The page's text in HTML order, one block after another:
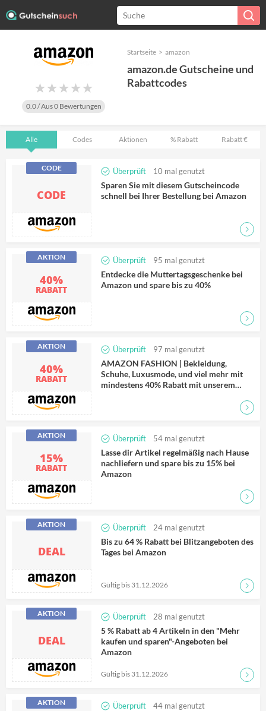
Startseite >amazon
amazon.de Gutscheine und
Rabattcodes
0.0/ Aus0Bewertungen
Alle Codes Aktionen % Rabatt Rabatt €
CODE
CODE Überprüft 10 mal genutzt
Sparen Sie mit diesem Gutscheincode
schnell bei Ihrer Bestellung bei Amazon
40%
RABATT
AKTION Überprüft 95 mal genutzt
Entdecke die Muttertagsgeschenke bei
Amazon und spare bis zu 40%
Zum
40%
RABATT
AKTION Überprüft 97 mal genutzt
AMAZON FASHION | Bekleidung,
Schuhe, Luxusmode, und viel mehr mit
mindestens 40% Rabatt mit unserem
Zum
15%
RABATT
AKTION Überprüft 54 mal genutzt
Lasse dir Artikel regelmäßig nach Hause
nachliefern und spare bis zu 15% bei
Amazon
Zum
DEAL
AKTION Überprüft 24 mal genutzt
Bis zu 64 % Rabatt bei Blitzangeboten des
Tages bei Amazon
Gültig bis 31.12.2026 Zum
DEAL
AKTION Überprüft 28 mal genutzt
5 % Rabatt ab 4 Artikeln in den "Mehr
kaufen und sparen"-Angeboten bei
Amazon
Gültig bis 31.12.2026 Zum
AKTION Überprüft 44 mal genutzt